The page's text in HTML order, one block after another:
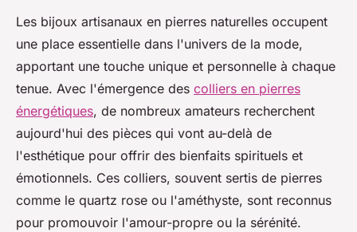
Les bijoux artisanaux en pierres naturelles occupent
une place essentielle dans l'univers de la mode,
apportant une touche unique et personnelle à chaque
tenue. Avec l'émergence des colliers en pierres
énergétiques, de nombreux amateurs recherchent
aujourd'hui des pièces qui vont au-delà de
l'esthétique pour offrir des bienfaits spirituels et
émotionnels. Ces colliers, souvent sertis de pierres
comme le quartz rose ou l'améthyste, sont reconnus
pour promouvoir l'amour-propre ou la sérénité.